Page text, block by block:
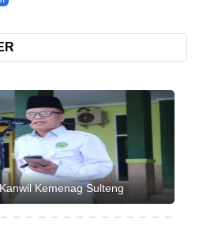
Kemenag Sulteng